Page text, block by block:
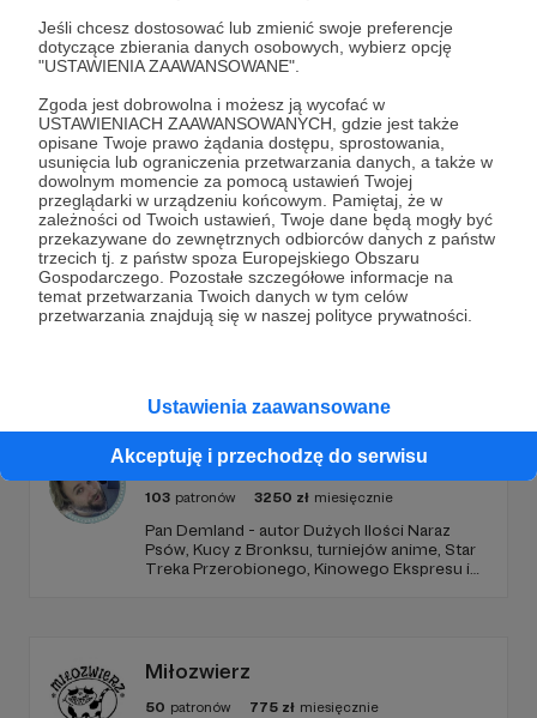
Jeśli chcesz dostosować lub zmienić swoje preferencje
dotyczące zbierania danych osobowych, wybierz opcję
"USTAWIENIA ZAAWANSOWANE".
Zgoda jest dobrowolna i możesz ją wycofać w
USTAWIENIACH ZAAWANSOWANYCH, gdzie jest także
opisane Twoje prawo żądania dostępu, sprostowania,
usunięcia lub ograniczenia przetwarzania danych, a także w
dowolnym momencie za pomocą ustawień Twojej
przeglądarki w urządzeniu końcowym. Pamiętaj, że w
zależności od Twoich ustawień, Twoje dane będą mogły być
przekazywane do zewnętrznych odbiorców danych z państw
trzecich tj. z państw spoza Europejskiego Obszaru
Gospodarczego. Pozostałe szczegółowe informacje na
temat przetwarzania Twoich danych w tym celów
przetwarzania znajdują się w naszej polityce prywatności.
Ustawienia zaawansowane
Akceptuję i przechodzę do serwisu
Dołącz do grona Patronów!
Wesprzyj działalność AutoraArgoNim
PODKRESKATVjuż teraz!
Zostań Patronem
Dem
103 patronów 3250 zł miesięcznie
Pan Demland - autor Dużych Ilości Naraz
Psów, Kucy z Bronksu, turniejów anime, Star
Treka Przerobionego, Kinowego Ekspresu i
Miłozwierz
50 patronów 775 zł miesięcznie